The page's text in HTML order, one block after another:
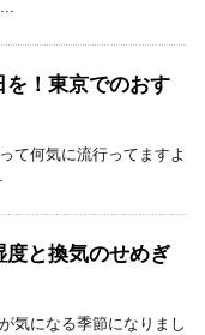
！東京でのおす
て何気に流行ってますよ
と換気のせめぎ
気になる季節になりまし